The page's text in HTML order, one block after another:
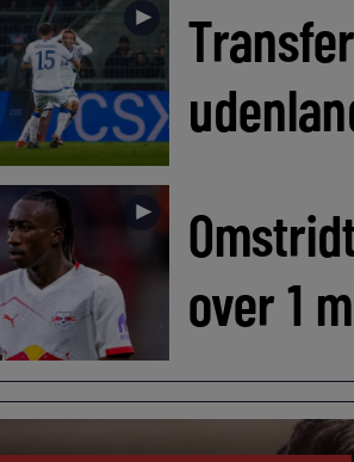
►
►
over 1